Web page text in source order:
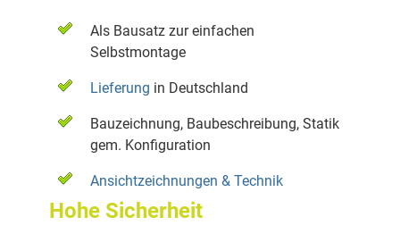
Als Bausatz zur einfachen
Selbstmontage
Lieferung in Deutschland
Bauzeichnung, Baubeschreibung, Statik
gem. Konfiguration
Ansichtzeichnungen & Technik
Hohe Sicherheit